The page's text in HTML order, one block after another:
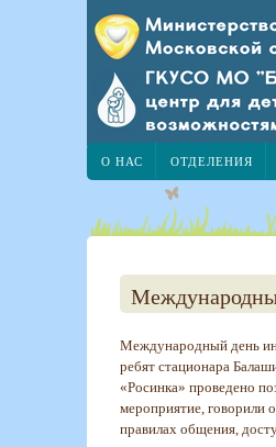
О НАС ОТДЕЛЕНИЯ
Международный день
ребят стационара
«Росинка» проведено
мероприятие, говорили
правилах общения,